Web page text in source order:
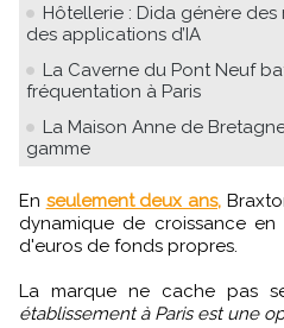
Hôtellerie : Dida génère des
des applications d’IA
La Caverne du Pont Neuf
fréquentation à Paris
La Maison Anne de
gamme
En seulement deux ans,
dynamique de croissance
d'euros de fonds propres.
La marque ne cache pas
établissement à Paris est une